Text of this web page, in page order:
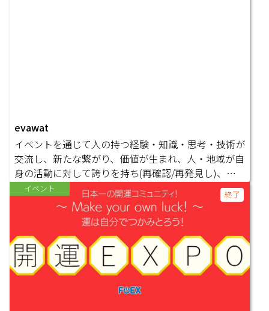
こでは量や比較ではなく、一人ひとりの存在そのもの
が重要視され、自分事という視点から、各々が積極的
に社会に関わり、自分自身と周りとの関係性を大切に
している。 一つ一つの人間関係は、丁寧に築かれ、
それぞれの強さが重なり合い、太く深い繋がりを生み
出している。お互いに求め合い、必要とする感覚が日
常の一部になっており、競争ではなく共創の中で、全
員が自己実現へと向かっている。 このワールドで
は、私はつながりの創出者として活動している。コミ
ュニティとコミュニティ、人と人、思いと思いを丁寧
につむぎ合わせ、新しいつながりを生む橋渡し役。新
しい価値の創出や課題解決のサポートを通じて、社会
evawat
イベントを通じて人の持つ経験・知識・思考・技術が
交流し、新たな繋がり、価値が生まれ、人・地域が自
身の活動に対して誇りを持ち(再確認/再発見し)、活
性化するための「場」を創り出す。 人の経験・知
識・思考・技術が複数の人と共有できる「場」（イベ
ント）の開催、またその「場」が一過性の「記憶」と
して終わらず有機的な連携が継続され発展していくよ
うな「場」「ツール」を提供し、情報共有・情報発信
の限界を突破します。evawatのコンセプトをご紹介
する動画ですので、ご覧ください。
イベント
終了